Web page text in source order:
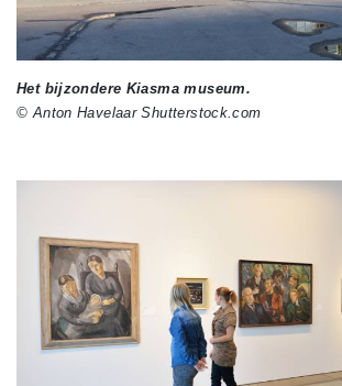
Het bijzondere Kiasma museum.
© Anton Havelaar Shutterstock.com